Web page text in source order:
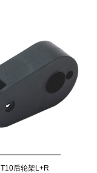
T10后轮架L+R